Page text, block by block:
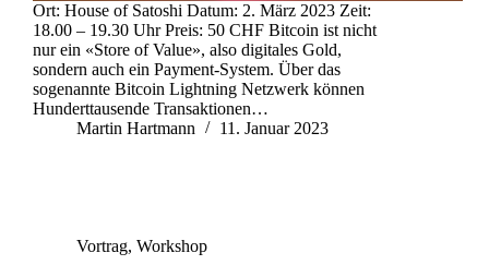
Ort: House of Satoshi Datum: 2. März 2023 Zeit:
18.00 – 19.30 Uhr Preis: 50 CHF Bitcoin ist nicht
nur ein «Store of Value», also digitales Gold,
sondern auch ein Payment-System. Über das
sogenannte Bitcoin Lightning Netzwerk können
Hunderttausende Transaktionen…
Martin Hartmann
11. Januar 2023
Vortrag, Workshop